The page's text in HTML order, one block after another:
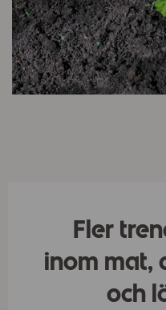
Fler
inom mat,
och